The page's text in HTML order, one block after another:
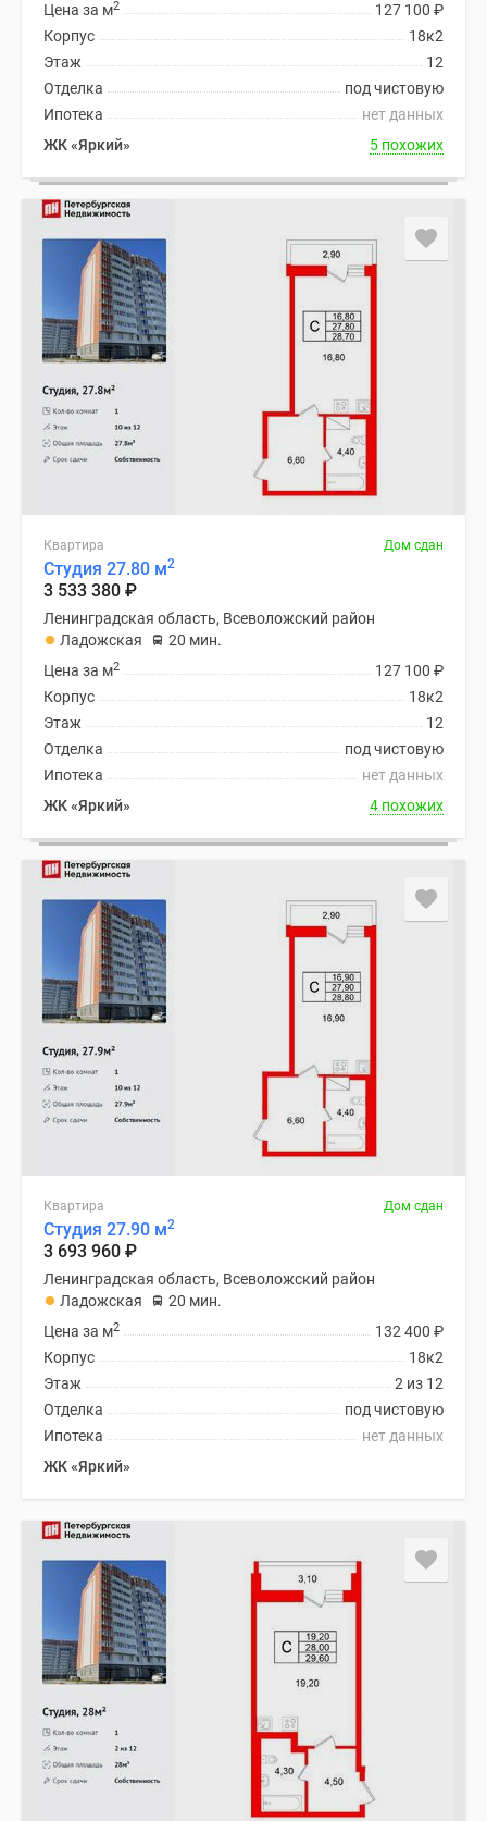
127 100 ₽
Цена за м2
18к2
Корпус
12
Этаж
под чистовую
Отделка
нет данных
Ипотека
ЖК «Яркий»
5 похожих
Квартира Дом сдан
Студия 27.80 м2
3 533 380 ₽
Ленинградская область, Всеволожский район
Ладожская
20 мин.
127 100 ₽
Цена за м2
18к2
Корпус
12
Этаж
под чистовую
Отделка
нет данных
Ипотека
ЖК «Яркий»
4 похожих
Квартира Дом сдан
Студия 27.90 м2
3 693 960 ₽
Ленинградская область, Всеволожский район
Ладожская
20 мин.
132 400 ₽
Цена за м2
18к2
Корпус
2 из 12
Этаж
под чистовую
Отделка
нет данных
Ипотека
ЖК «Яркий»